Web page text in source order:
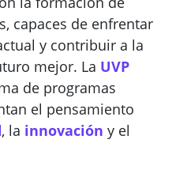
capaces de enfrentar
y contribuir a la
mejor. La UVP
de programas
el pensamiento
, la innovación y el